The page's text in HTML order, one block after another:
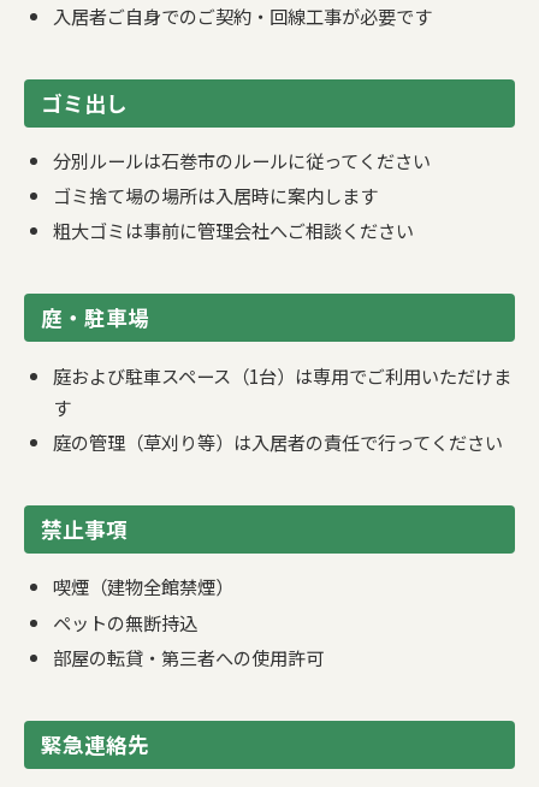
入居者ご自身でのご契約・回線工事が必要です
ゴミ出し
分別ルールは石巻市のルールに従ってください
ゴミ捨て場の場所は入居時に案内します
粗大ゴミは事前に管理会社へご相談ください
庭・駐車場
庭および駐車スペース（1台）は専用でご利用いただけま
す
庭の管理（草刈り等）は入居者の責任で行ってください
禁止事項
喫煙（建物全館禁煙）
ペットの無断持込
部屋の転貸・第三者への使用許可
緊急連絡先